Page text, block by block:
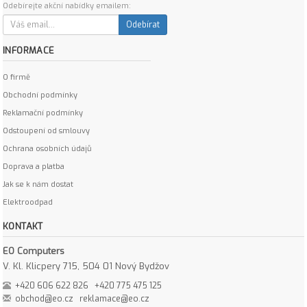
Odebírejte akční nabídky emailem:
Odebírat
INFORMACE
O firmě
Obchodní podmínky
Reklamační podmínky
Odstoupení od smlouvy
Ochrana osobních údajů
Doprava a platba
Jak se k nám dostat
Elektroodpad
KONTAKT
EO Computers
V. Kl. Klicpery 715, 504 01 Nový Bydžov
+420 606 622 826
+420 775 475 125
obchod@eo.cz
reklamace@eo.cz